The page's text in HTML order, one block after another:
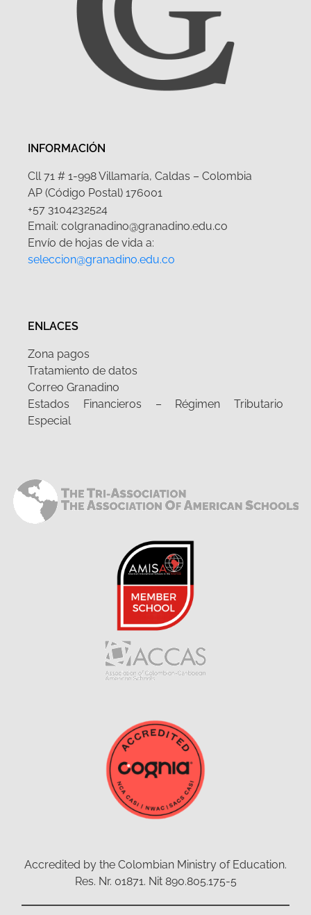
INFORMACIÓN
Cll 71 # 1-998 Villamaría, Caldas – Colombia
AP (Código Postal) 176001
+57 3104232524
Email: colgranadino@granadino.edu.co
Envío de hojas de vida a:
seleccion@granadino.edu.co
ENLACES
Zona pagos
Tratamiento de datos
Correo Granadino
Estados Financieros – Régimen Tributario
Especial
Accredited by the Colombian Ministry of Education.
Res. Nr. 01871. Nit 890.805.175-5